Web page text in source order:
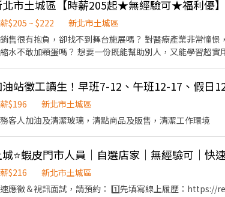
新莊建福店｜建福路59巷13號1樓 🏪 新莊雙鳳店｜雙鳳路
巷32號1樓 ⭐ 新莊潭底－智取店｜成功街1號1樓（HD hub
58號1樓 ⭐ 新莊公園－智取店｜公園路60號1樓 🔹 萬里區 ⭐ 萬里瑪鋉－智取店｜瑪鋉路41號1、2樓 🔹 蘆洲區 🏪 蘆洲民族
｜民族路151號1樓 🏪 蘆洲民族三店｜民族路327巷24號1
街44號1樓
reurl.cc/ep0VEQ ➋加入留言：https://lin.ee/
專員」
$205 ~ $222
新北市土城區
售很有抱負，卻找不到舞台施展嗎？ 對醫療產業非常憧
水不敢加顆蛋嗎？ 想要一份既能幫助別人，又能學習超
相關知識 （3）醫療產品銷售及陳列 （4）每月排班需100
$196
新北市土城區
客人加油及清潔玻璃，清點商品及販售，清潔工作環境
城⭐蝦皮門市人員｜自選店家｜無經驗可｜快
$216
新北市土城區
應徵＆視訊面試，請預約： 1️⃣先填寫線上履歷：https://